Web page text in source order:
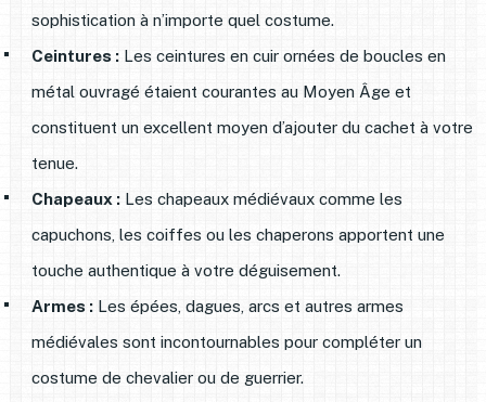
sophistication à n’importe quel costume.
Ceintures :Les ceintures en cuir ornées de boucles en
métal ouvragé étaient courantes au Moyen Âge et
constituent un excellent moyen d’ajouter du cachet à votre
tenue.
Chapeaux :Les chapeaux médiévaux comme les
capuchons, les coiffes ou les chaperons apportent une
touche authentique à votre déguisement.
Armes :Les épées, dagues, arcs et autres armes
médiévales sont incontournables pour compléter un
costume de chevalier ou de guerrier.